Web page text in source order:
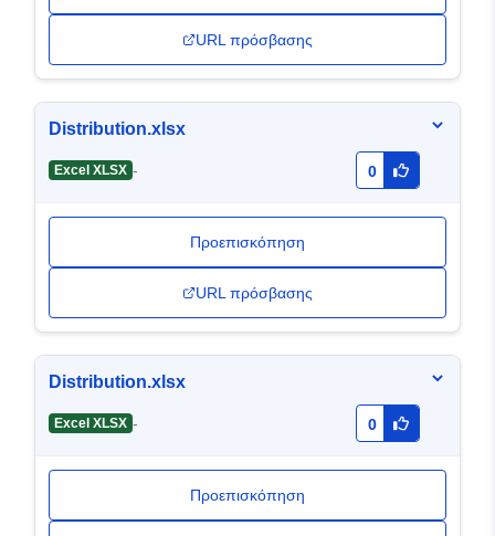
URL πρόσβασης
Distribution.xlsx
Excel XLSX - 0
Προεπισκόπηση
URL πρόσβασης
Distribution.xlsx
Excel XLSX - 0
Προεπισκόπηση